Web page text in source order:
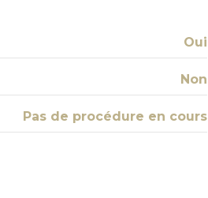
Oui
Non
Pas de procédure en cours